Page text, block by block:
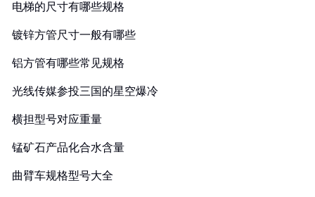
电梯的尺寸有哪些规格
镀锌方管尺寸一般有哪些
铝方管有哪些常见规格
光线传媒参投三国的星空爆冷
横担型号对应重量
锰矿石产品化合水含量
曲臂车规格型号大全